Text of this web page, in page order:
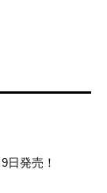
日発売！